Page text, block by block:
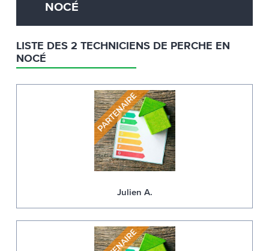
NOCÉ
LISTE DES 2 TECHNICIENS DE PERCHE EN
NOCÉ
Julien A.